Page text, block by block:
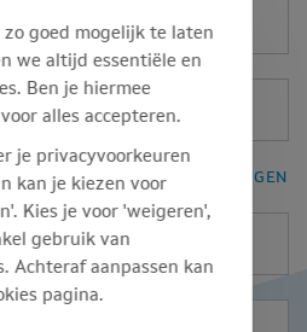
PERSOON TOEVOEGEN
goed mogelijk te laten
we altijd essentiële en
Ben je hiermee
alles accepteren.
je privacyvoorkeuren
kan je kiezen voor
Kies je voor 'weigeren',
gebruik van
Achteraf aanpassen kan
pagina.